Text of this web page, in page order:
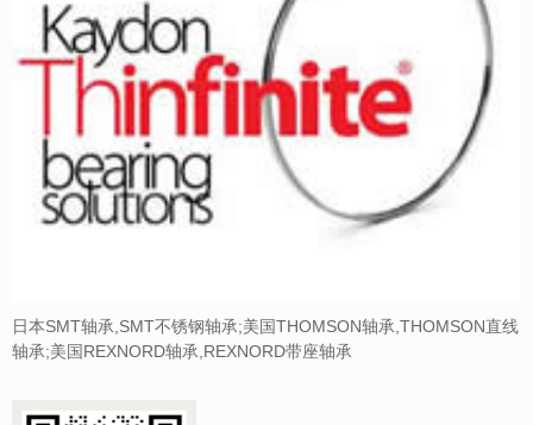
日本SMT轴承,SMT不锈钢轴承;美国THOMSON轴承,THOMSON直线
轴承;美国REXNORD轴承,REXNORD带座轴承